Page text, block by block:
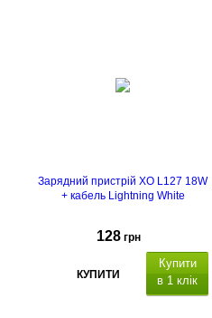
Зарядний пристрій XO L127 18W
+ кабель Lightning White
128 грн
КУПИТИ
Купити
в 1 клік